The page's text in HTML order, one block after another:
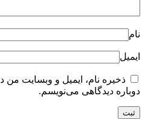
نام
ایمیل
ذخیره نام، ایمیل و وبسایت من
دوباره دیدگاهی می‌نویسم.